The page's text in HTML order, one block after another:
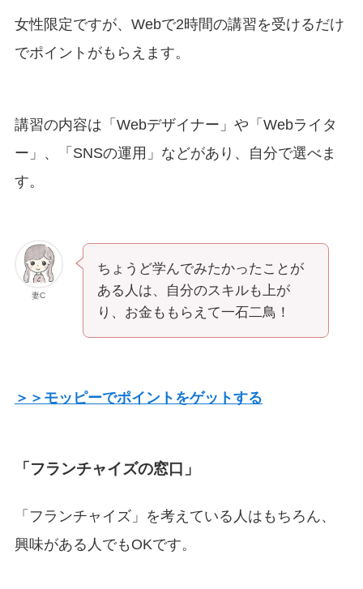
女性限定ですが、Webで2時間の講習を受けるだけ
でポイントがもらえます。
講習の内容は「Webデザイナー」や「Webライタ
ー」、「SNSの運用」などがあり、自分で選べま
す。
妻C
ちょうど学んでみたかったことが
ある人は、自分のスキルも上が
り、お金ももらえて一石二鳥！
＞＞モッピーでポイントをゲットする
「フランチャイズの窓口」
「フランチャイズ」を考えている人はもちろん、
興味がある人でもOKです。